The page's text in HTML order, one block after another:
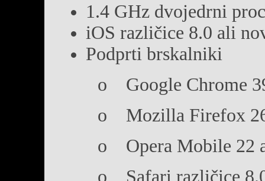
1.4 GHz dvojedrni
iOS različice 8.0 ali
Podprti brskalniki
o Google Chrome
o Mozilla Firefox
o Opera Mobile 22
o Safari različice